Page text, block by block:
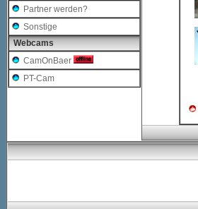
Partner werden?
Sonstige
Webcams
CamOnBaer
PT-Cam